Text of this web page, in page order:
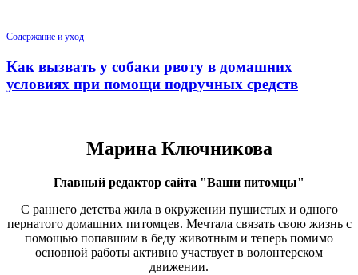
Содержание и уход
Как вызвать у собаки рвоту в домашних
условиях при помощи подручных средств
Марина Ключникова
Главный редактор сайта "Ваши питомцы"
С раннего детства жила в окружении пушистых и одного
пернатого домашних питомцев. Мечтала связать свою жизнь с
помощью попавшим в беду животным и теперь помимо
основной работы активно участвует в волонтерском
движении.